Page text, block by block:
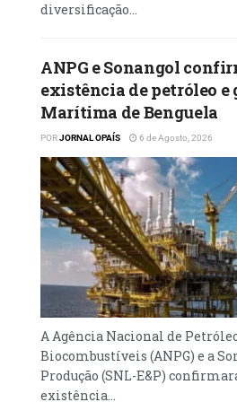
diversificação...
ANPG e Sonangol
existência de petróleo e
Marítima de Benguela
PORJORNAL OPAÍS 6 de Agosto, 2026
A Agência Nacional de
Biocombustíveis (ANPG) e a
Produção (SNL-E&P)
existência...